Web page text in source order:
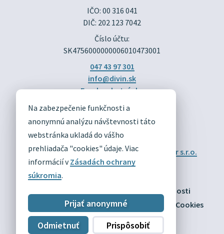
Na zabezpečenie funkčnosti a
anonymnú analýzu návštevnosti táto
webstránka ukladá do vášho
prehliadača "cookies" údaje. Viac
informácií vZásadách ochrany
súkromia.
Prijať anonymné
Odmietnuť
Prispôsobiť
DIVÍN
OFICIÁLNE STRÁNKY
Technický prevádzkovateľ:Alphabet partner s.r.o.
Správca obsahu:Obec Divín
Posledná aktualizácia:
Vyhlásenie o prístupnosti
Zásady ochrany osobných údajov
Nastaviť Cookies
IČO: 00 316 041
DIČ: 202 123 7042
Číslo účtu:
SK4756000000006010473001
047 43 97 301
info@divin.sk
Facebook stránka